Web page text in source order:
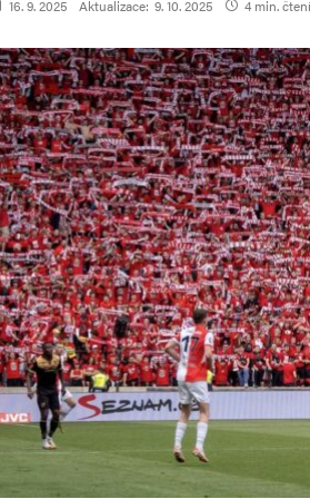
16. 9. 2025 Aktualizace: 9. 10. 2025 4 min. čtení